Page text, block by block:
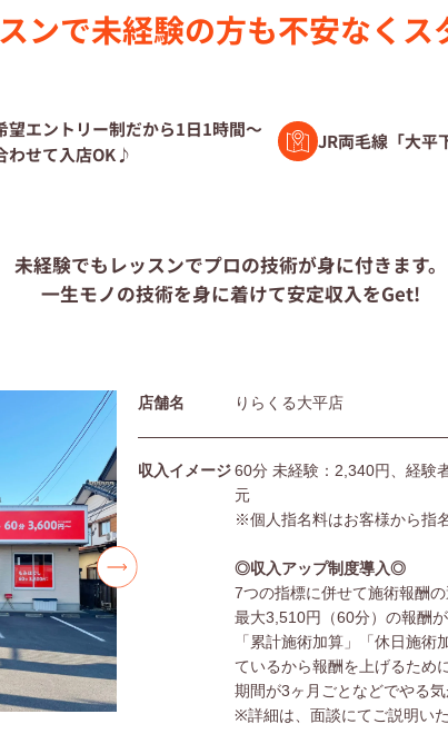
の店舗検索
集
利用規約
サイトマップ
ンで未経験の⽅も不安なく ス
望エントリー制だから1日1時間～
わせて入店OK♪
JR両毛線「大平
未経験でもレッスンでプロの技術が身に付きます。
一生モノの技術を身に着けて安定収入をGet!
店舗名 りらくる大平店
収入イメージ60分 未経験：2,340円、経験
元
※個人指名料はお客様から指
◎収入アップ制度導入◎
7つの指標に併せて施術報酬の
最大3,510円（60分）の報酬
「累計施術加算」「休日施
ているから報酬を上げるため
期間が3ヶ月ごとなどでやる
※詳細は、面談にてご説明いた